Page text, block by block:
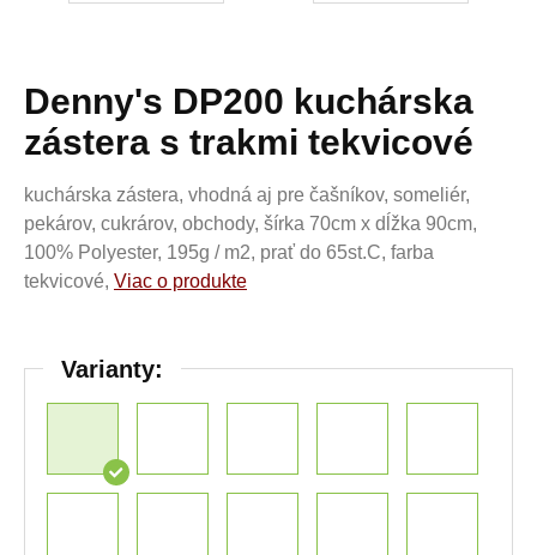
Denny's DP200 kuchárska
zástera s trakmi tekvicové
kuchárska zástera, vhodná aj pre čašníkov, someliér,
pekárov, cukrárov, obchody, šírka 70cm x dĺžka 90cm,
100% Polyester, 195g / m2, prať do 65st.C, farba
tekvicové, Viac o produkte
Varianty: